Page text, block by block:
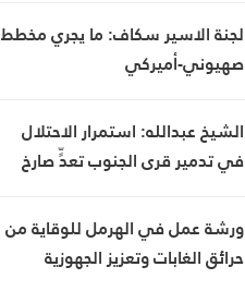
لجنة الاسير سكاف: ما يجري مخطط
صهيوني-أميركي
الشيخ عبدالله: استمرار الاحتلال
في تدمير قرى الجنوب تعدٍّ صارخ
ورشة عمل في الهرمل للوقاية من
حرائق الغابات وتعزيز الجهوزية